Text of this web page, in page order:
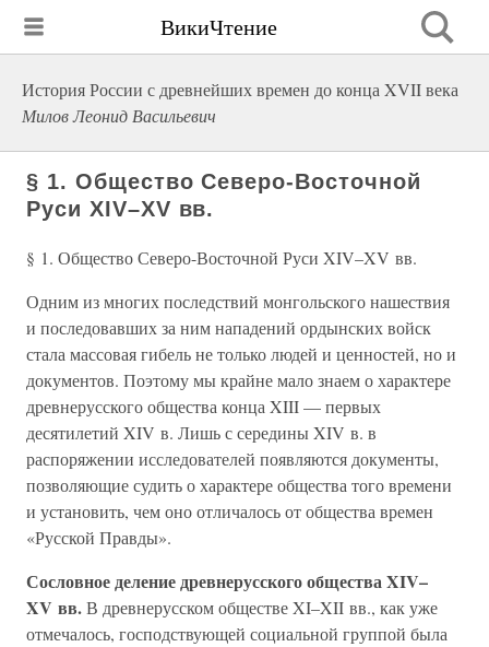
ВикиЧтение
История России с древнейших времен до конца XVII века
Милов Леонид Васильевич
§ 1. Общество Северо-Восточной
Руси XIV–XV вв.
§ 1. Общество Северо-Восточной Руси XIV–XV вв.
Одним из многих последствий монгольского нашествия
и последовавших за ним нападений ордынских войск
стала массовая гибель не только людей и ценностей, но и
документов. Поэтому мы крайне мало знаем о характере
древнерусского общества конца XIII — первых
десятилетий XIV в. Лишь с середины XIV в. в
распоряжении исследователей появляются документы,
позволяющие судить о характере общества того времени
и установить, чем оно отличалось от общества времен
«Русской Правды».
Сословное деление древнерусского общества XIV–
XV вв.В древнерусском обществе XI–XII вв., как уже
отмечалось, господствующей социальной группой была